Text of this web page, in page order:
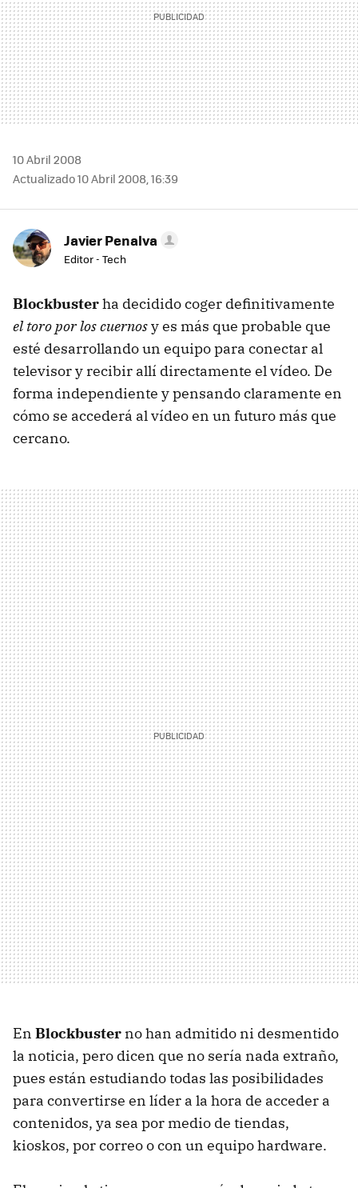
10 Abril 2008
Actualizado 10 Abril 2008, 16:39
Javier Penalva
Editor - Tech
Blockbusterha decidido coger definitivamente
el toro por los cuernosy es más que probable que
esté desarrollando un equipo para conectar al
televisor y recibir allí directamente el vídeo. De
forma independiente y pensando claramente en
cómo se accederá al vídeo en un futuro más que
cercano.
En Blockbuster no han admitido ni desmentido
la noticia, pero dicen que no sería nada extraño,
pues están estudiando todas las posibilidades
para convertirse en líder a la hora de acceder a
contenidos, ya sea por medio de tiendas,
kioskos, por correo o con un equipo hardware.